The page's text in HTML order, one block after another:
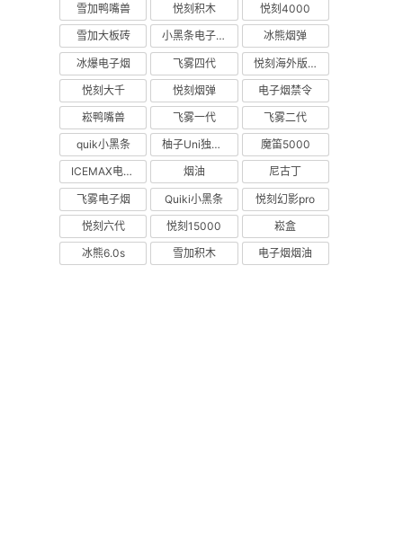
雪加鸭嘴兽 悦刻积木 悦刻4000
雪加大板砖 小黑条电子烟 冰熊烟弹
冰爆电子烟 飞雾四代 悦刻海外版烟弹
悦刻大千 悦刻烟弹 电子烟禁令
崧鸭嘴兽 飞雾一代 飞雾二代
quik小黑条 柚子Uni独角兽 魔笛5000
ICEMAX电子烟 烟油 尼古丁
飞雾电子烟 Quiki小黑条 悦刻幻影pro
悦刻六代 悦刻15000 崧盒
冰熊6.0s 雪加积木 电子烟烟油